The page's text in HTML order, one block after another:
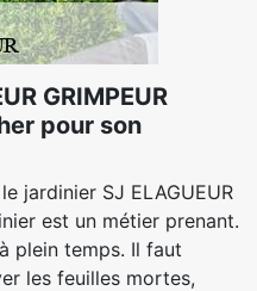
GRIMPEUR
pour son
jardinier SJ ELAGUEUR
est un métier prenant.
plein temps. Il faut
les feuilles mortes,